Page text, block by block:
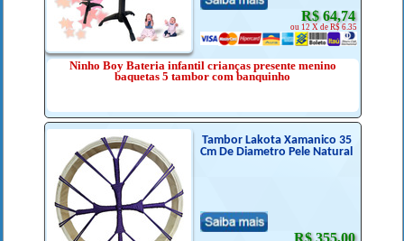
R$ 64,74
ou 12 X de R$ 6.35
Ninho Boy Bateria infantil crianças presente menino
baquetas 5 tambor com banquinho
Tambor Lakota Xamanico 35
Cm De Diametro Pele Natural